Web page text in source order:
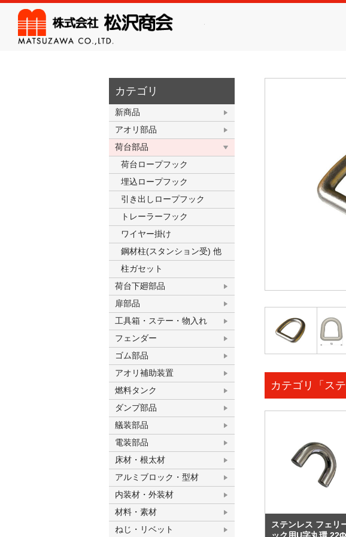
カテゴリ
新商品
アオリ部品
荷台部品
荷台ロープフック
埋込ロープフック
引き出しロープフック
トレーラーフック
ワイヤー掛け
鋼材柱(スタンション受) 他
柱ガセット
荷台下廻部品
扉部品
工具箱・ステー・物入れ
フェンダー
ゴム部品
アオリ補助装置
燃料タンク
ダンプ部品
艤装部品
電装部品
床材・根太材
アルミブロック・型材
内装材・外装材
材料・素材
ねじ・リベット
カテゴリ「ス
ステンレス フェリ
ック用U字丸環 22Φ